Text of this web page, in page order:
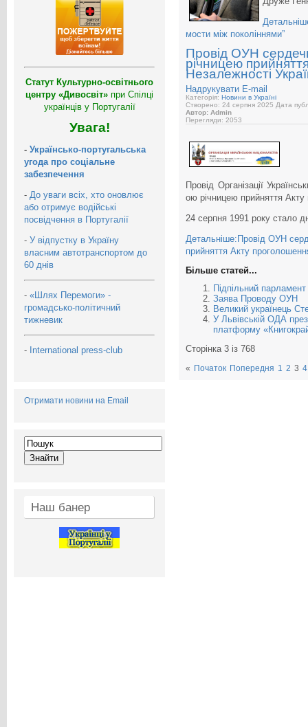
Статут Культурно-освітнього
центру «Дивосвіт» при Спілці
українців у Португалії
Увага!
- Українсько-португальська
угода про соціальне
забезпечення
- До уваги всіх, хто оновлює
або отримує водійські
посвідчення в Португалії
- У відпустку в Україну
власним автотранспортом до
60 днів
- «Шлях Перемоги» -
громадсько-політичний
тижневик
- International press-club
Отримати новини на Email
Наш банер
мости між поколіннями”
Провід ОУН
річницею
Незалежності
Надрукувати E-mail
Категорія: Новини в Україні
Створено: 24 серпня 2025 Дата
Автор: Admin
Перегляди: 2053
Провід Організації
ою річницею прийняття Акту
24 серпня 1991 року стало
Детальніше:Провід ОУН
прийняття Акту
Більше статей...
Підпільний
Заява Проводу ОУН
Великий українець
У Львівській ОДА
платформу
Сторінка 3 із 768
« Початок Попередня 1 2 3 4